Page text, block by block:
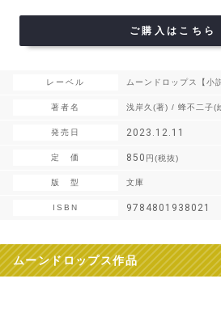
ご購入はこちら
レーベル ムーンドロップス【小
著者名 浅岸久(著) / 蜂不二子(
発売日 2023.12.11
定 価 850 円(税抜)
版 型 文庫
ISBN 9784801938021
ムーンドロップス作品